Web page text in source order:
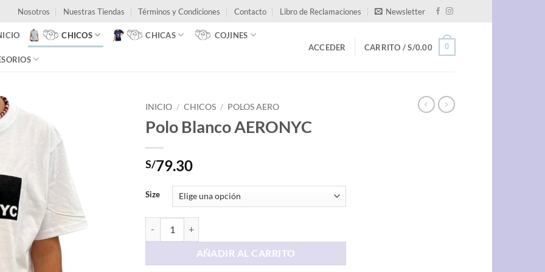
Nosotros Nuestras Tiendas Términos y Condiciones Contacto Libro de Reclamaciones Newsletter
CHICOS CHICAS COJINES
ACCEDER CARRITO /S/0.00 0
INICIO / CHICOS / POLOS AERO
Polo Blanco AERONYC
S/79.30
Size
AÑADIR AL CARRITO